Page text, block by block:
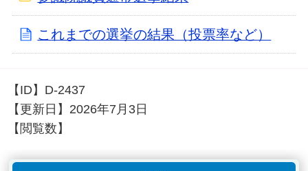
これまでの選挙の結果（投票率など）
【ID】 D-2437
【更新日】 2026年7月3日
【閲覧数】